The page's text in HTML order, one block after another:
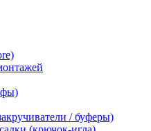
/ буферы)